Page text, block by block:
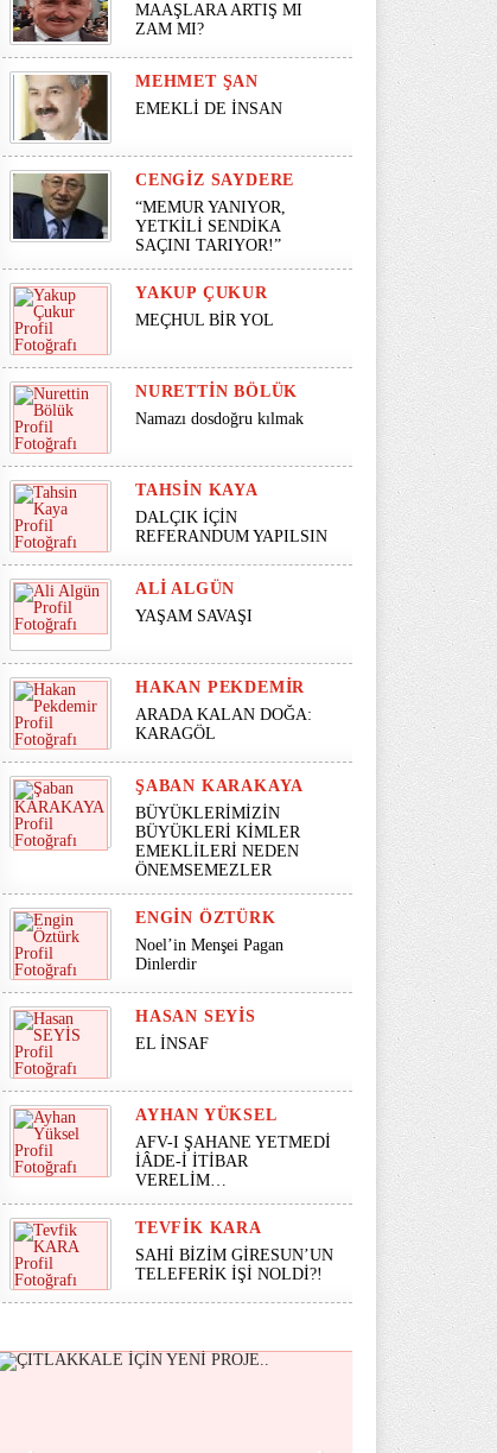
MAAŞLARA ARTIŞ MI
ZAM MI?
MEHMET ŞAN
EMEKLİ DE İNSAN
CENGIZ SAYDERE
“MEMUR YANIYOR,
YETKİLİ SENDİKA
SAÇINI TARIYOR!”
YAKUP ÇUKUR
MEÇHUL BİR YOL
NURETTIN BÖLÜK
Namazı dosdoğru kılmak
TAHSIN KAYA
DALÇIK İÇİN
REFERANDUM YAPILSIN
ALI ALGÜN
YAŞAM SAVAŞI
HAKAN PEKDEMIR
ARADA KALAN DOĞA:
KARAGÖL
ŞABAN KARAKAYA
BÜYÜKLERİMİZİN
BÜYÜKLERİ KİMLER
EMEKLİLERİ NEDEN
ÖNEMSEMEZLER
ENGIN ÖZTÜRK
Noel’in Menşei Pagan
Dinlerdir
HASAN SEYİS
EL İNSAF
AYHAN YÜKSEL
AFV-I ŞAHANE YETMEDİ
İÂDE-İ İTİBAR
VERELİM…
TEVFIK KARA
SAHİ BİZİM GİRESUN’UN
TELEFERİK İŞİ NOLDİ?!